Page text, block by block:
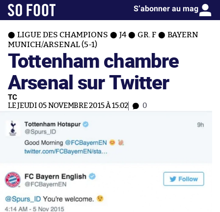
S’abonner au mag
LIGUE DES CHAMPIONS J4 GR. F
BAYERN
MUNICH/ARSENAL (5-1)
Tottenham chambre
Arsenal sur Twitter
TC
LE JEUDI 05 NOVEMBRE 2015 À 15:02 0